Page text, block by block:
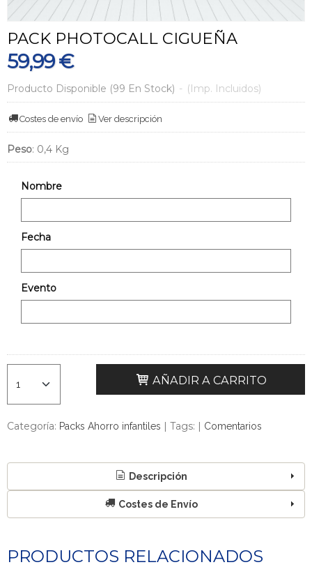
PACK PHOTOCALL CIGUEÑA
59,99 €
Producto Disponible (99 En Stock) - (Imp. Incluidos)
Costes de envío Ver descripción
Peso: 0,4 Kg
Nombre
Fecha
Evento
AÑADIR A CARRITO
Categoría: Packs Ahorro infantiles Tags: Comentarios
Descripción
Costes de Envío
PRODUCTOS RELACIONADOS